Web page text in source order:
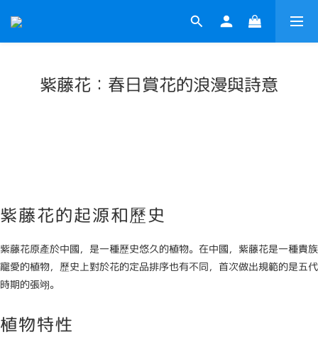
紫藤花：春日賞花的浪漫與詩意
紫藤花的起源和歷史
紫藤花原產於中國，是一種歷史悠久的植物。在中國，紫藤花是一種貴族
寵愛的植物，歷史上對於花的定品排序也有不同，首次做出規範的是五代
時期的張翊。
植物特性